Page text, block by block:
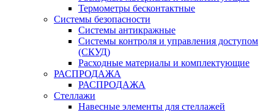
Термометры бесконтактные
Системы безопасности
Системы антикражные
Системы контроля и управления доступом
(СКУД)
Расходные материалы и комплектующие
РАСПРОДАЖА
РАСПРОДАЖА
Стеллажи
Навесные элементы для стеллажей